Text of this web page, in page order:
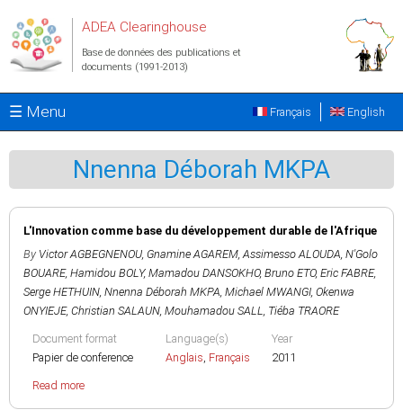
ADEA Clearinghouse
Base de données des publications et
documents (1991-2013)
☰ Menu English
Français
Nnenna Déborah MKPA
L'Innovation comme base du développement durable de l'Afrique
By Victor AGBEGNENOU, Gnamine AGAREM,Assimesso ALOUDA, N'Golo
BOUARE, Hamidou BOLY, Mamadou DANSOKHO, Bruno ETO, Eric FABRE,
Serge HETHUIN, Nnenna Déborah MKPA, Michael MWANGI, Okenwa
ONYIEJE, Christian SALAUN, Mouhamadou SALL, Tiéba TRAORE
Document format
Papier de conference
Language(s)
Anglais, Français
Year
2011
Read more